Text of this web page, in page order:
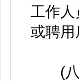
工作人
或聘用
(八)